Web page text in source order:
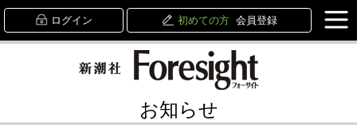
ログイン 初めての方 会員登録
お知らせ